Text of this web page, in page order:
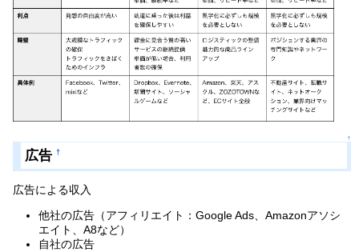
↑
広告 †
広告による収入
他社の広告（アフィリエイト：Google Ads、Amazonアソシ
エイト、A8など）
自社の広告